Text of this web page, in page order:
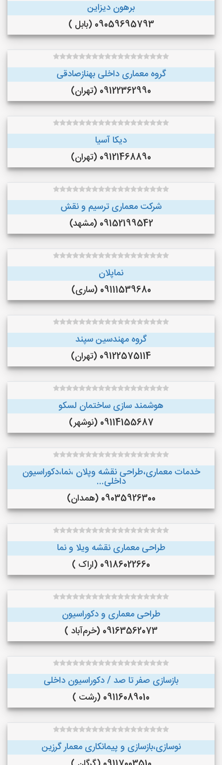
برهون دیزاین
09059695793 (بابل )
گروه معماری داخلی بهنازصادقی
09122362990 (تهران)
دیکا آسیا
09121468890 (تهران)
شرکت معماری ترسیم و نقش
09152199542 (مشهد)
نماپلان
09111539680 (ساری)
گروه مهندسین سپند
09122575114 (تهران)
هوشمند سازی ساختمان لسکو
09114155687 (نوشهر)
خدمات معماری،طراحی نقشه وپلان ،نما،دکوراسیون
داخلی...
09035926300 (همدان)
طراحی معماری نقشه ویلا و نما
09186022660 (اراک )
طراحی معماری و دکوراسیون
09163562073 (خرم‌آباد )
بازسازی صفر تا صد / دکوراسیون داخلی
09116089010 (رشت )
نوسازی،بازسازی و پیمانکاری معمار گرزین